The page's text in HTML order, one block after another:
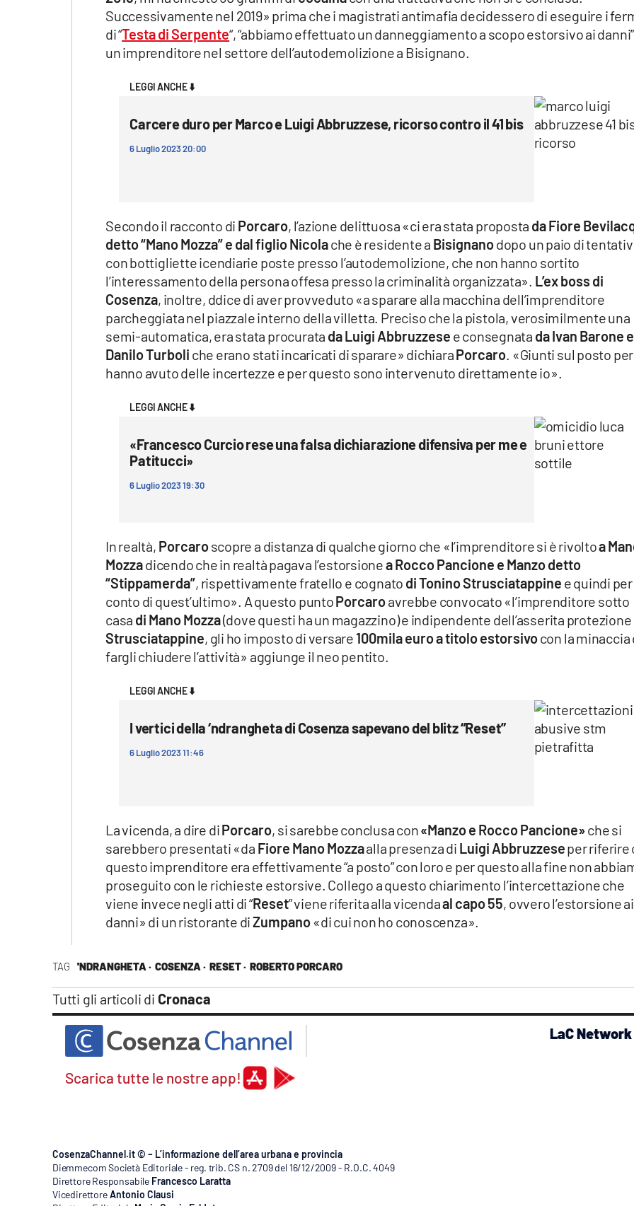
Vai
TAG 'NDRANGHETA · COSENZA · RESET · ROBERTO PORCARO
Tutti gli articoli di Cronaca
Successivamente nel 2019» prima che i magistrati antimafia decidessero di eseguire i
di “Testa di Serpente“, “abbiamo effettuato un danneggiamento a scopo estorsivo ai
un imprenditore nel settore dell’autodemolizione a Bisignano.
LEGGI ANCHE ⬇️
Carcere duro per Marco e Luigi Abbruzzese, ricorso contro il 41 bis
6 Luglio 2023 20:00
Secondo il racconto di Porcaro, l’azione delittuosa «ci era stata proposta da Fiore
detto “Mano Mozza” e dal figlio Nicolache è residente a Bisignanodopo un paio di
con bottigliette icendiarie poste presso l’autodemolizione, che non hanno sortito
l’interessamento della persona offesa presso la criminalità organizzata». L’ex boss di
Cosenza, inoltre, ddice di aver provveduto «a sparare alla macchina dell’imprenditore
parcheggiata nel piazzale interno della villetta. Preciso che la pistola, verosimilmente una
semi-automatica, era stata procurata da Luigi Abbruzzese e consegnata da Ivan Barone e
Danilo Turboli che erano stati incaricati di sparare» dichiaraPorcaro. «Giunti sul posto
hanno avuto delle incertezze e per questo sono intervenuto direttamente io».
LEGGI ANCHE ⬇️
«Francesco Curcio rese una falsa dichiarazione difensiva per me e
Patitucci»
6 Luglio 2023 19:30
In realtà, Porcaroscopre a distanza di qualche giorno che «l’imprenditore si è rivoltoa
Mozzadicendo che in realtà pagava l’estorsionea Rocco Pancione e Manzo detto
“Stippamerda”, rispettivamente fratello e cognato di Tonino Strusciatappine e quindi per
conto di quest’ultimo». A questo puntoPorcaroavrebbe convocato «l’imprenditore sotto
casa di Mano Mozza(dove questi ha un magazzino) e indipendente dell’asserita protezione
Strusciatappine, gli ho imposto di versare 100mila euro a titolo estorsivocon la minaccia
fargli chiudere l’attività» aggiunge il neo pentito.
LEGGI ANCHE ⬇️
I vertici della ‘ndrangheta di Cosenza sapevano del blitz “Reset”
6 Luglio 2023 11:46
La vicenda, a dire diPorcaro, si sarebbe conclusa con«Manzo e Rocco Pancione»che si
sarebbero presentati «da Fiore Mano Mozzaalla presenza di Luigi Abbruzzeseper riferire
questo imprenditore era effettivamente “a posto” con loro e per questo alla fine non
proseguito con le richieste estorsive. Collego a questo chiarimento l’intercettazione che
viene invece negli atti di “Reset” viene riferita alla vicendaal capo 55, ovvero l’estorsione ai
danni» di un ristorante diZumpano«di cui non ho conoscenza».
Scarica tutte le nostre app!
LaC Network
CosenzaChannel.it © – L’informazione dell’area urbana e provincia
Diemmecom Società Editoriale - reg. trib. CS n. 2709 del 16/12/2009 - R.O.C. 4049
Direttore Responsabile Francesco Laratta
VicedirettoreAntonio Clausi